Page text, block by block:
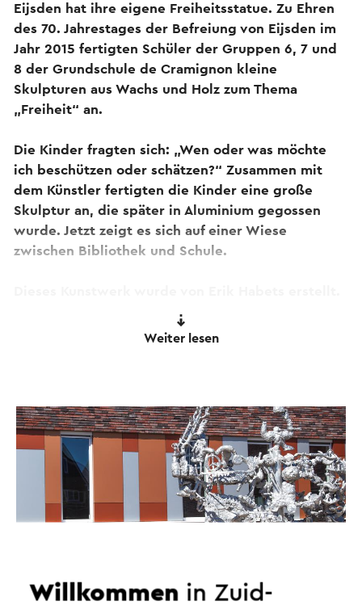
Eijsden hat ihre eigene Freiheitsstatue. Zu Ehren
des 70. Jahrestages der Befreiung von Eijsden im
Jahr 2015 fertigten Schüler der Gruppen 6, 7 und
8 der Grundschule de Cramignon kleine
Skulpturen aus Wachs und Holz zum Thema
„Freiheit“ an.
Die Kinder fragten sich: „Wen oder was möchte
ich beschützen oder schätzen?“ Zusammen mit
dem Künstler fertigten die Kinder eine große
Skulptur an, die später in Aluminium gegossen
wurde. Jetzt zeigt es sich auf einer Wiese
zwischen Bibliothek und Schule.
Dieser Text wurde mit Hilfe eines Online-
Weiter lesen
Willkommen in Zuid-